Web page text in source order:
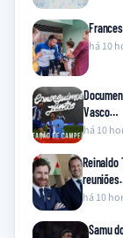
há 10
Vasco…
há 10
Reinaldo
há 10
Samu